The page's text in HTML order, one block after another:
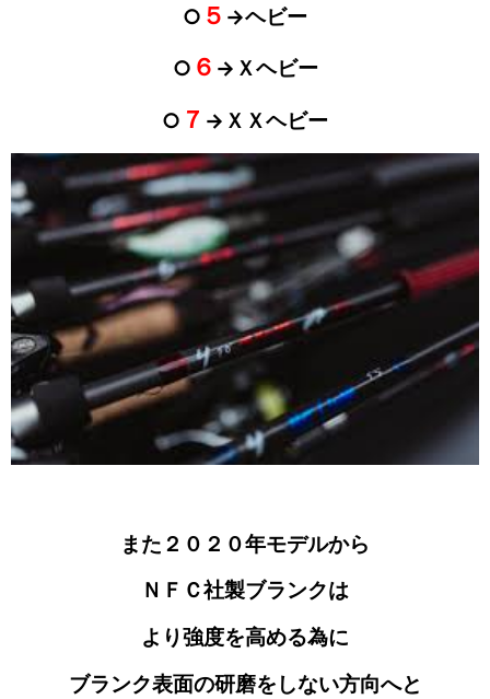
○ ５ →ヘビー
○ ６ →Ｘヘビー
○ ７ →ＸＸヘビー
また２０２０年モデルから
ＮＦＣ社製ブランクは
より強度を高める為に
ブランク表面の研磨をしない方向へと